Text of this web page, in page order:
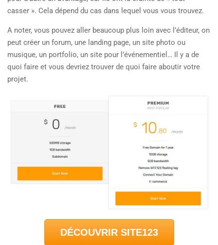
casser ». Cela dépend du cas dans lequel vous vous trouvez.
A noter, vous pouvez aller beaucoup plus loin avec l’éditeur, on
peut créer un forum, une landing page, un site photo ou
musique, un portfolio, un site pour l’événementiel… Il y a de
quoi faire et vous devriez trouver de quoi faire aboutir votre
projet.
DÉCOUVRIR SITE123